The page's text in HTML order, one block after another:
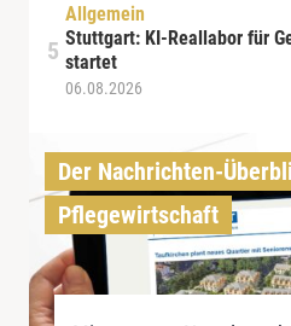
Allgemein
Stuttgart: KI-Reallabor für
startet
06.08.2026
Der Nachrichten-
Pflegewirtschaft